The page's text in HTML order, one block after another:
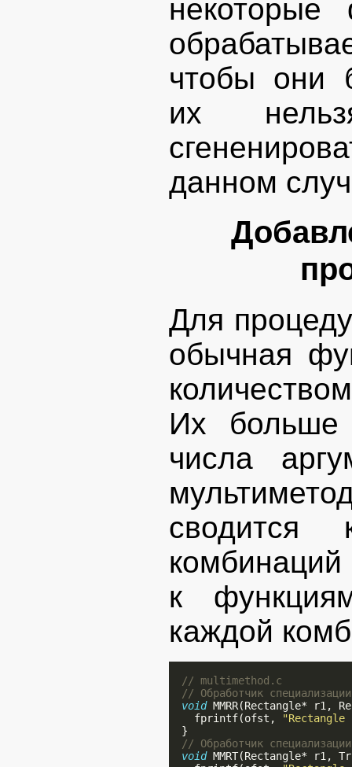
чтобы они
их
данном
Для
обычная
Их больше
числа
к
каждой
// multimethod.c
// Обработчик
void MMRR(Rectangle* r1,
    fprintf(ofst,
"Rectangle
  }
// Обработчик
void MMRT(Rectangle* r1,